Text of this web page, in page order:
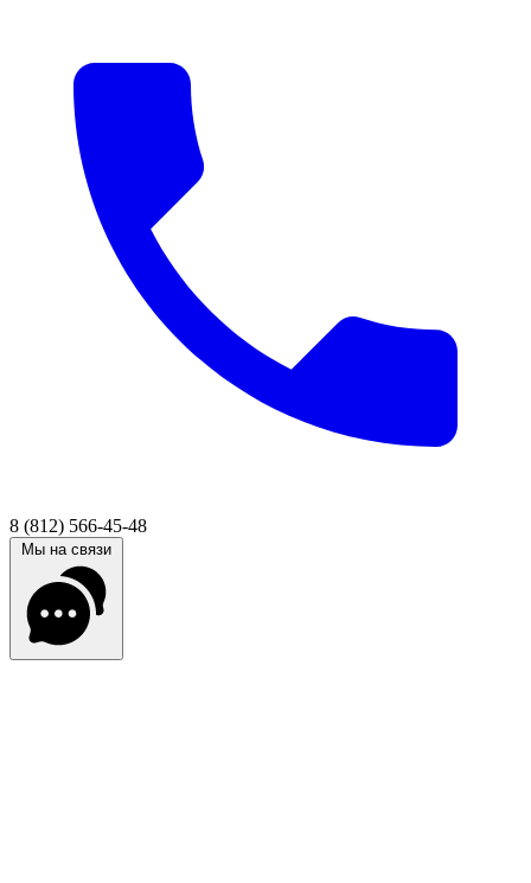
8 (812) 566-45-48
Мы на связи